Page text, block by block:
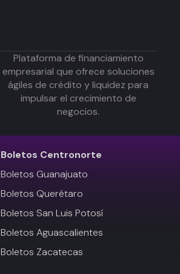
Plataforma de financiamiento
empresarial que ofrece soluciones
ágiles de crédito y liquidez para
impulsar el crecimiento de
negocios.
Boletos Centronorte
Boletos Guanajuato
Boletos Querétaro
Boletos San Luis Potosí
Boletos Aguascalientes
Boletos Zacatecas